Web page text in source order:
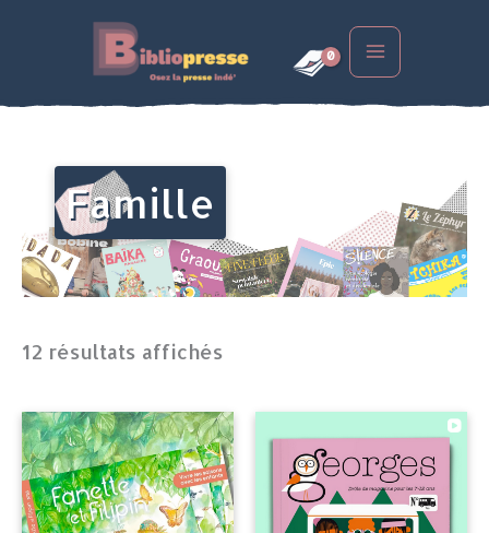
Famille
12 résultats affichés